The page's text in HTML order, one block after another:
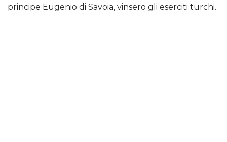
principe Eugenio di Savoia, vinsero gli eserciti turchi.